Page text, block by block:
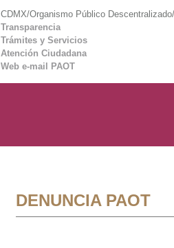
CDMX/Organismo Público
Transparencia
Trámites y Servicios
Atención Ciudadana
Web e-mail PAOT
DENUNCIA PAOT